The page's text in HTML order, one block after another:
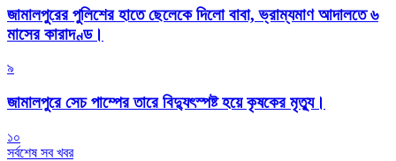
জামালপুরের পুলিশের হাতে ছেলেকে দিলো বাবা, ভ্রাম্যমাণ আদালতে ৬
মাসের কারাদণ্ড।
৯
জামালপুরে সেচ পাম্পের তারে বিদ্যুৎস্পষ্ট হয়ে কৃষকের মৃত্যু।
১০
সর্বশেষ সব খবর